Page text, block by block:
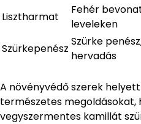
Lisztharmat
Fehér
leveleken
Szürkepenész
Szürke
hervadás
A növényvédő szerek
természetes megoldásokat,
vegyszermentes kamillát